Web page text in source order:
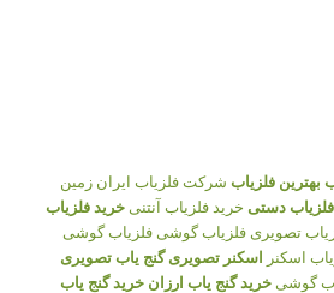
بهترین فلزیاب شرکت فلزیاب ایران زمین
دستی خرید فلزیاب آنتنی خرید فلزیاب
تصویری فلزیاب گوشی فلزیاب گوشی
اسکنر اسکنر تصویری گنج یاب تصویری
گوشی خرید گنج یاب ارزان خرید گنج یاب